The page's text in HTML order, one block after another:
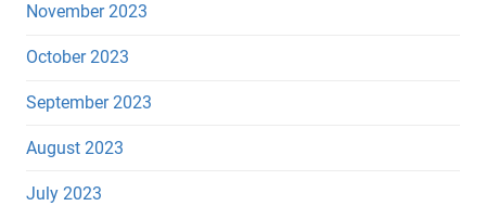
November 2023
October 2023
September 2023
August 2023
July 2023